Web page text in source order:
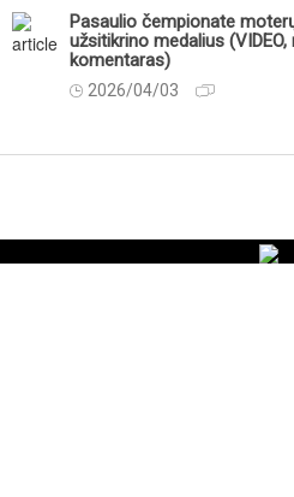
Pasaulio čempionate
užsitikrino medalius
komentaras)
2026/04/03